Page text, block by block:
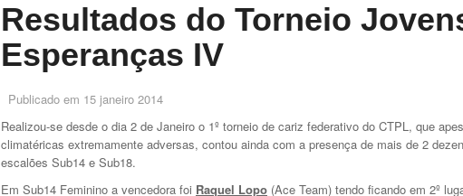
Resultados do Torneio
Esperanças IV
Publicado em 15 janeiro 2014
Realizou-se desde o dia 2 de Janeiro o 1º torneio de cariz federativo do CTPL, que
climatéricas extremamente adversas, contou ainda com a presença de mais de 2
escalões Sub14 e Sub18.
Em Sub14 Feminino a vencedora foi Raquel Lopo (Ace Team) tendo ficando em 2º